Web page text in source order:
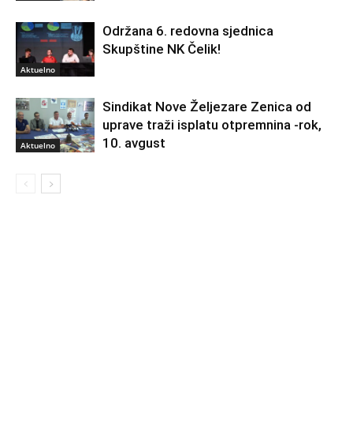
Aktuelno
Održana 6. redovna sjednica
Skupštine NK Čelik!
Aktuelno
Sindikat Nove Željezare Zenica od
uprave traži isplatu otpremnina -rok,
10. avgust